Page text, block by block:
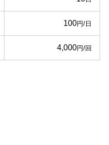
100円/日
4,000円/回